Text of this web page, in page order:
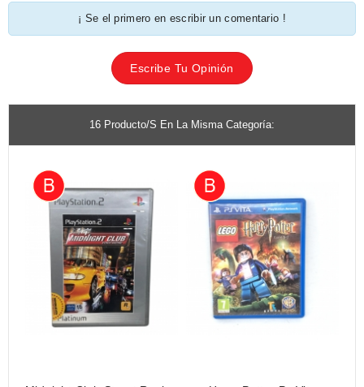
¡ Se el primero en escribir un comentario !
Escribe Tu Opinión
16 Producto/s En La Misma Categoría: